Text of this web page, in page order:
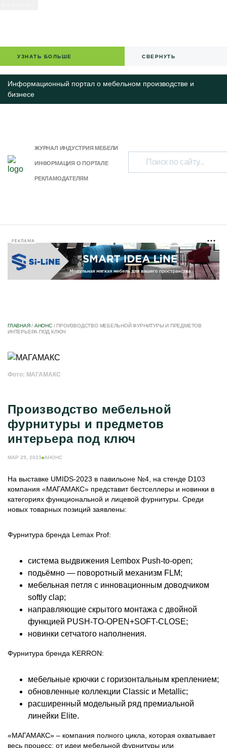
УЗНАТЬ БОЛЬШЕ СВЕРНУТЬ
Информационный портал о мебельном производстве и
бизнесе
ЖУРНАЛ ИНДУСТРИЯ МЕБЕЛИ
ИНФОРМАЦИЯ О ПОРТАЛЕ
РЕКЛАМОДАТЕЛЯМ
РЕКЛАМА
ГЛАВНАЯ/ АНОНС/ПРОИЗВОДСТВО МЕБЕЛЬНОЙ ФУРНИТУРЫ И ПРЕДМЕТОВ
ИНТЕРЬЕРА ПОД КЛЮЧ
Фото: МАГАМАКС
Производство мебельной
фурнитуры и предметов
интерьера под ключ
МАР 29, 2023 АНОНС
На выставке UMIDS-2023 в павильоне №4, на стенде D103
компания «МАГАМАКС» представит бестселлеры и новинки в
категориях функциональной и лицевой фурнитуры. Среди
новых товарных позиций заявлены:
Фурнитура бренда Lemax Prof:
система выдвижения Lembox Push-to-open;
подьёмно — поворотный механизм FLM;
мебельная петля с инновационным доводчиком
softly clap;
направляющие скрытого монтажа с двойной
функцией PUSH-TO-OPEN+SOFT-CLOSE;
новинки сетчатого наполнения.
Фурнитура бренда KERRON:
мебельные крючки с горизонтальным креплением;
обновленные коллекции Classic и Metallic;
расширенный модельный ряд премиальной
линейки Elite.
«МАГАМАКС» – компания полного цикла, которая охватывает
весь процесс: от идеи мебельной фурнитуры или